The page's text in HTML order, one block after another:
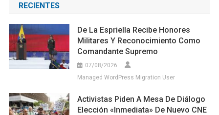
RECIENTES
De La Espriella Recibe Honores
Militares Y Reconocimiento Como
Comandante Supremo
07/08/2026
Managed WordPress Migration User
Activistas Piden A Mesa De Diálogo
Elección «inmediata» De Nuevo CNE